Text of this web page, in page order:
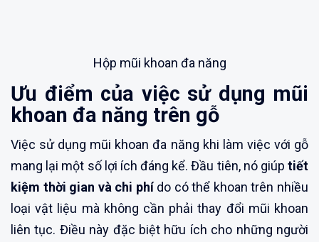
Hộp mũi khoan đa năng
Ưu điểm của việc sử dụng mũi
khoan đa năng trên gỗ
Việc sử dụng mũi khoan đa năng khi làm việc với gỗ
mang lại một số lợi ích đáng kể. Đầu tiên, nó giúp tiết
kiệm thời gian và chi phído có thể khoan trên nhiều
loại vật liệu mà không cần phải thay đổi mũi khoan
liên tục. Điều này đặc biệt hữu ích cho những người